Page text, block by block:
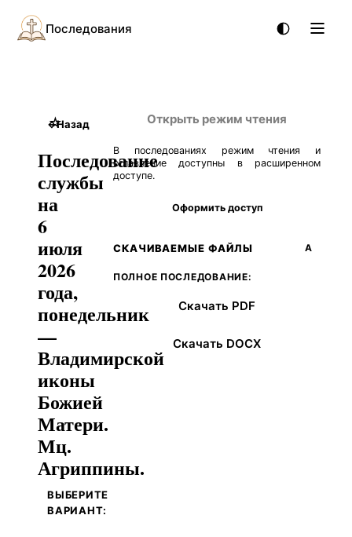
Последования
←Назад
☆
Последование
службы
на
6
июля
2026
года,
понедельник
—
Владимирской
иконы
Божией
Матери.
Мц.
Агриппины.
ВЫБЕРИТЕ
ВАРИАНТ:
Открыть режим чтения
В последованиях режим чтения и
оглавление доступны в расширенном
доступе.
Оформить доступ
СКАЧИВАЕМЫЕ ФАЙЛЫ А
ПОЛНОЕ ПОСЛЕДОВАНИЕ:
Скачать PDF
Скачать DOCX